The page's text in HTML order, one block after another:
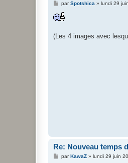
M
s
s
e
parSpotshica » lundi 29
(Les 4 images avec
Re: Nouveau temps
MparKawaZ» lundi 29 juin